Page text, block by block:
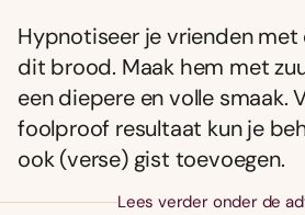
Hypnotiseer je vrienden met
dit brood. Maak hem met
een diepere en volle smaak.
foolproof resultaat kun je
ook (verse) gist toevoegen.
Lees verder onder de